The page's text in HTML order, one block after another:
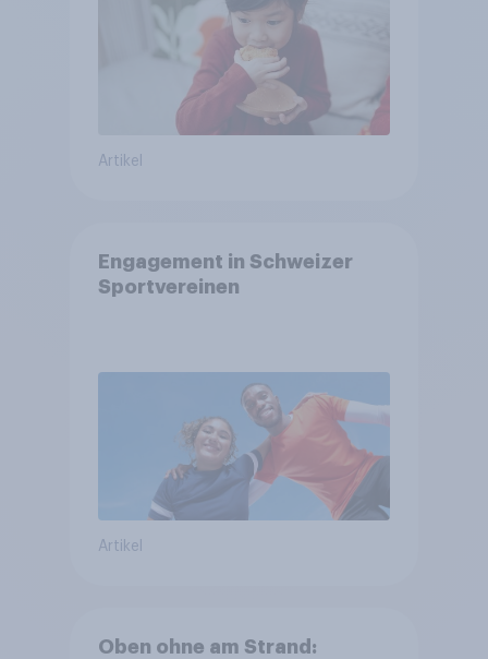
Artikel
Engagement in Schweizer
Sportvereinen
Artikel
Oben ohne am Strand: